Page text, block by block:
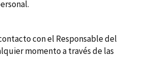
con el Responsable del
momento a través de las